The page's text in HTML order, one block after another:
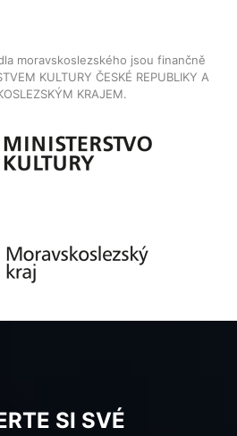
moravskoslezského jsou finančně
KULTURY ČESKÉ REPUBLIKY A
KRAJEM.
SI SVÉ